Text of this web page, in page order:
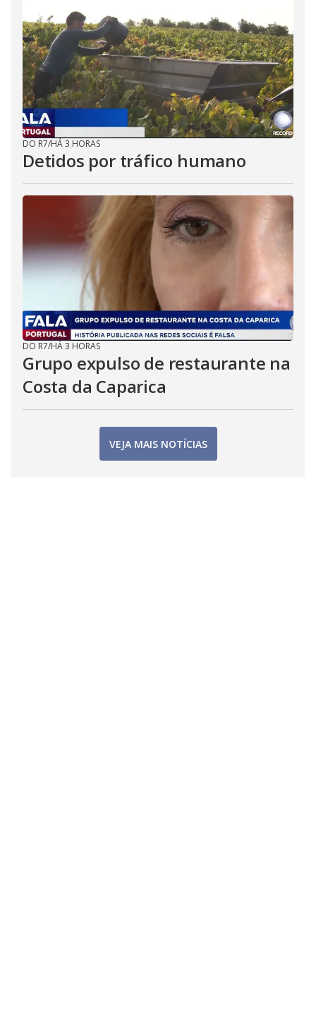
DO R7/HÁ 3 HORAS
Detidos por tráfico humano
DO R7/HÁ 3 HORAS
Grupo expulso de restaurante na
Costa da Caparica
VEJA MAIS NOTÍCIAS